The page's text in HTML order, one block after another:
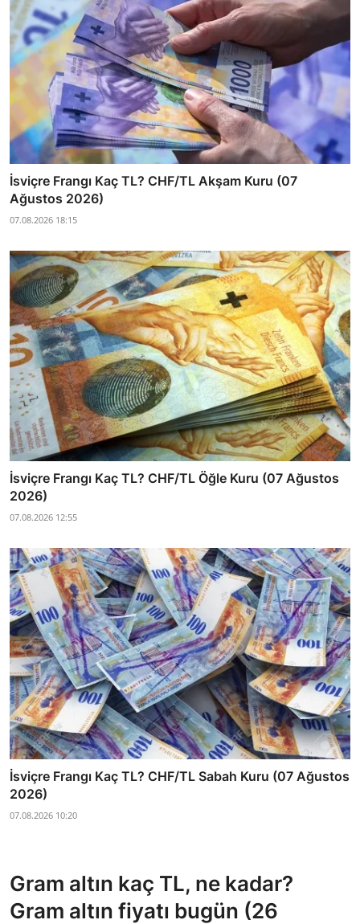
İsviçre Frangı Kaç TL? CHF/TL Akşam Kuru (07
Ağustos 2026)
07.08.2026 18:15
İsviçre Frangı Kaç TL? CHF/TL Öğle Kuru (07 Ağustos
2026)
07.08.2026 12:55
İsviçre Frangı Kaç TL? CHF/TL Sabah Kuru (07 Ağustos
2026)
07.08.2026 10:20
Gram altın kaç TL, ne kadar?
Gram altın fiyatı bugün (26